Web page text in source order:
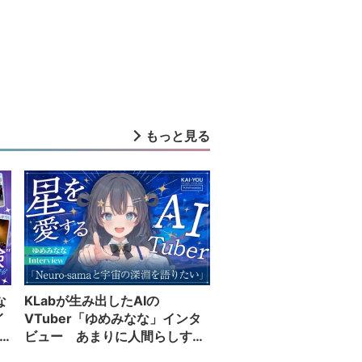
もっと見る
KLabが生み出したAIの
VTuber「ゆめみなな」インタ
ビュー あまりに人間らしすぎ